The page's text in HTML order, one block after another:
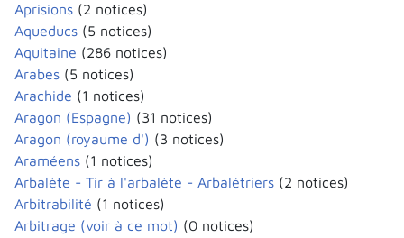
Aprisions (2 notices)
Aqueducs (5 notices)
Aquitaine (286 notices)
Arabes (5 notices)
Arachide (1 notices)
Aragon (Espagne) (31 notices)
Aragon (royaume d') (3 notices)
Araméens (1 notices)
Arbalète - Tir à l'arbalète - Arbalétriers (2 notices)
Arbitrabilité (1 notices)
Arbitrage (voir à ce mot) (0 notices)